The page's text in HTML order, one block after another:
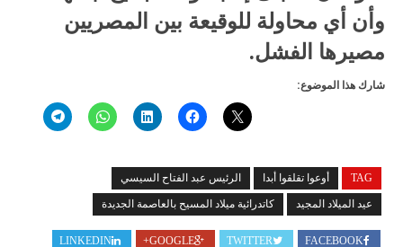
وأن أي محاولة للوقيعة بين المصريين
مصيرها الفشل.
شارك هذا الموضوع:
TAG أوعوا تقلقوا أبدا الرئيس عبد الفتاح السيسي
عيد الميلاد المجيد كاتدرائية ميلاد المسيح بالعاصمة الجديدة
FACEBOOK
TWITTER
GOOGLE+
LINKEDIN